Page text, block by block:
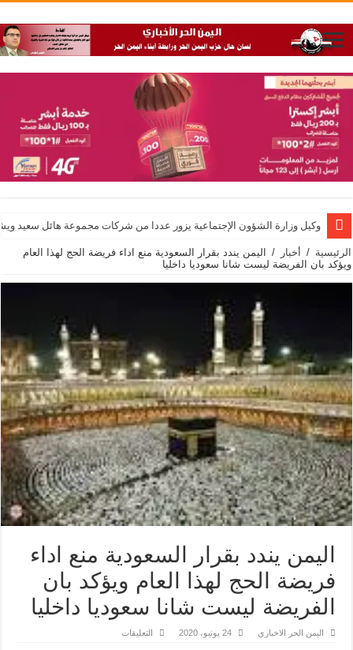
وكيل وزارة الشؤون الإجتماعية يزور عددا من شركات مجموعة هائل سعيد
الرئيسية / أخبار /
اليمن يندد بقرار السعودية منع اداء فريضة الحج لهذا العام
ويؤكد بان الفريضة ليست شانا سعوديا داخليا
اليمن يندد بقرار السعودية منع اداء
فريضة الحج لهذا العام ويؤكد بان
الفريضة ليست شانا سعوديا داخليا
اليمن الحر الاخباري 24 يونيو، 2020 التعليقات